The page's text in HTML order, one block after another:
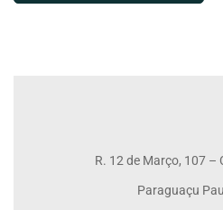
R. 12 de Março, 107 –
Paraguaçu